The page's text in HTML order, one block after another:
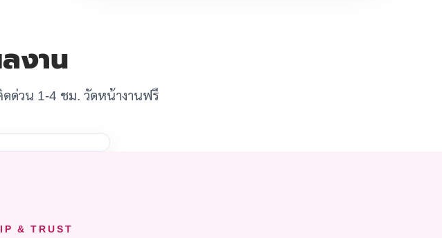
งาน
ด่วน 1-4 ชม. วัดหน้างานฟรี
& TRUST